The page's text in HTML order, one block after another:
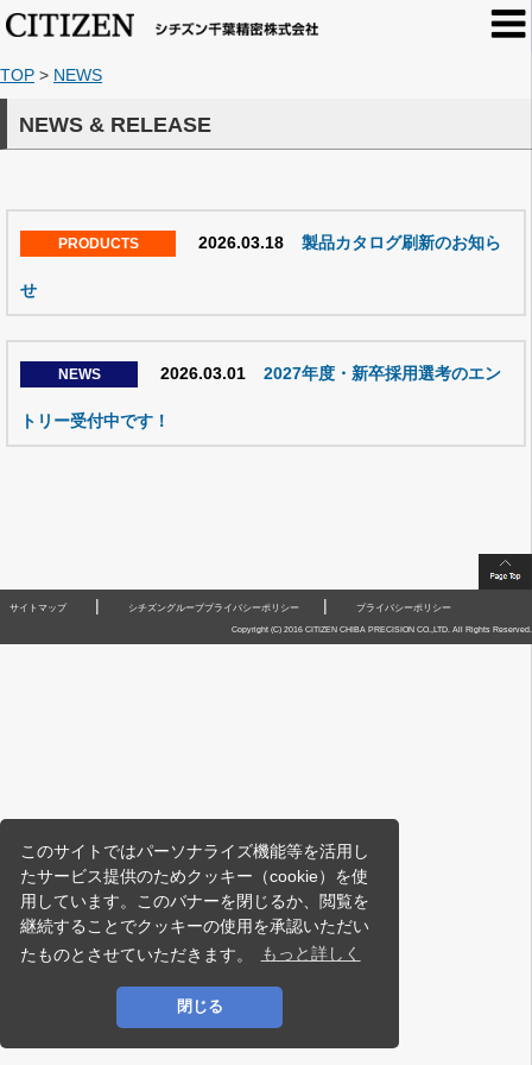
このサイトではパーソナライズ機能等を活用し
たサービス提供のためクッキー（cookie）を使
用しています。このバナーを閉じるか、閲覧を
継続することでクッキーの使用を承認いただい
たものとさせていただきます。
もっと詳しく
閉じる
TOP > NEWS
NEWS & RELEASE
2026.03.18 製品カタログ刷新のお知ら
せ
2026.03.01 2027年度・新卒採用選考のエン
トリー受付中です！
サイトマップ | シチズングループプライバシーポリシー | プライバシーポリシー
Copyright (C) 2016 CITIZEN CHIBA PRECISION CO.,LTD. All Rights Reserved.